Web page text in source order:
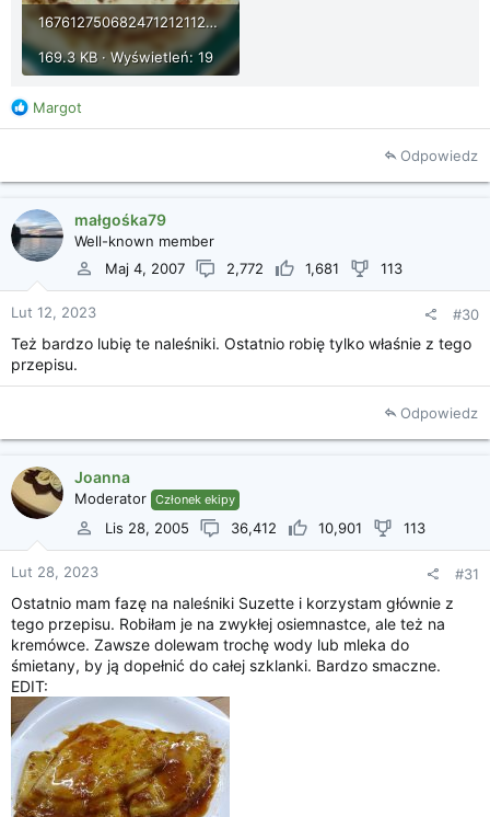
1676127506824712121122590314503.jpg
169.3 KB · Wyświetleń: 19
R
e
c
e
:
Margot
Odpowiedz
małgośka79
Well-known member
Maj 4, 2007
2,772 1,681 113
Lut 12, 2023 #30
Też bardzo lubię te naleśniki. Ostatnio robię tylko właśnie z tego
przepisu.
Odpowiedz
Joanna
Moderator Członek ekipy
Lis 28, 2005 36,412 10,901 113
Lut 28, 2023 #31
Ostatnio mam fazę na naleśniki Suzette i korzystam głównie z
tego przepisu. Robiłam je na zwykłej osiemnastce, ale też na
kremówce. Zawsze dolewam trochę wody lub mleka do
śmietany, by ją dopełnić do całej szklanki. Bardzo smaczne.
EDIT: